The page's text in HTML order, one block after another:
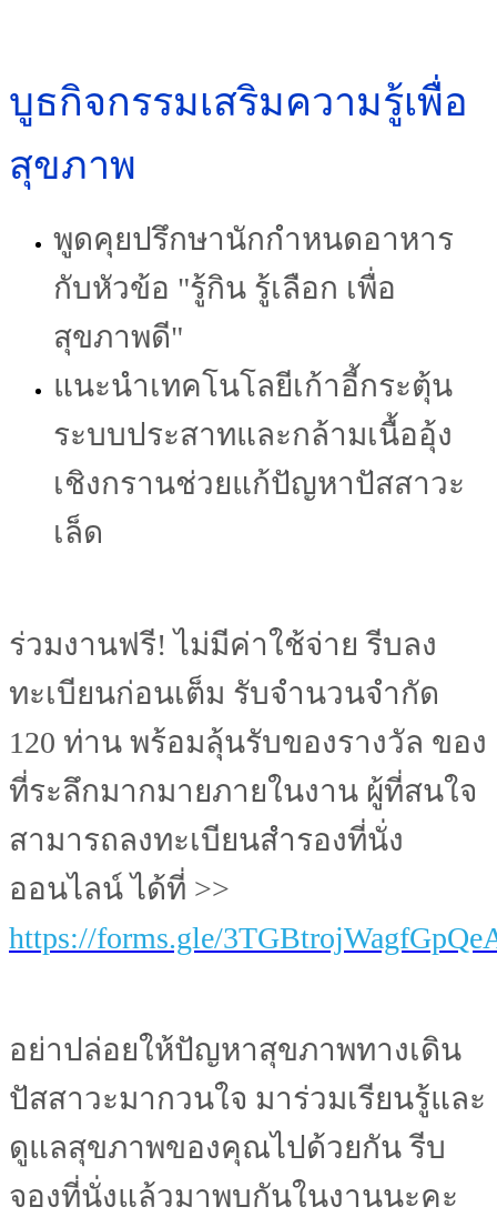
บูธกิจกรรมเสริมความรู้เพื่อ
สุขภาพ
พูดคุยปรึกษานักกำหนดอาหาร
กับหัวข้อ "รู้กิน รู้เลือก เพื่อ
สุขภาพดี"
แนะนำเทคโนโลยีเก้าอี้กระตุ้น
ระบบประสาทและกล้ามเนื้ออุ้ง
เชิงกรานช่วยแก้ปัญหาปัสสาวะ
เล็ด
ร่วมงานฟรี! ไม่มีค่าใช้จ่าย รีบลง
ทะเบียนก่อนเต็ม รับจำนวนจำกัด
120 ท่าน พร้อมลุ้นรับของรางวัล ของ
ที่ระลึกมากมายภายในงาน ผู้ที่สนใจ
สามารถลงทะเบียนสำรองที่นั่ง
ออนไลน์ ได้ที่ >>
https://forms.gle/
อย่าปล่อยให้ปัญหาสุขภาพทางเดิน
ปัสสาวะมากวนใจ มาร่วมเรียนรู้และ
ดูแลสุขภาพของคุณไปด้วยกัน รีบ
จองที่นั่งแล้วมาพบกันในงานนะคะ